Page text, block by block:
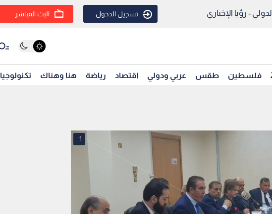
- رؤيا الإخباري تسجيل الدخول البث المباشر
فلسطين طقس عربي ودولي اقتصاد رياضة هنا وهناك تكنولوجيا
1